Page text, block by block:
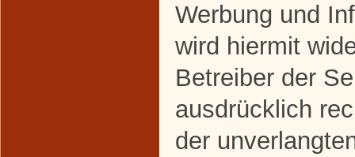
Werbung und
wird hiermit
Betreiber der
ausdrücklich
der